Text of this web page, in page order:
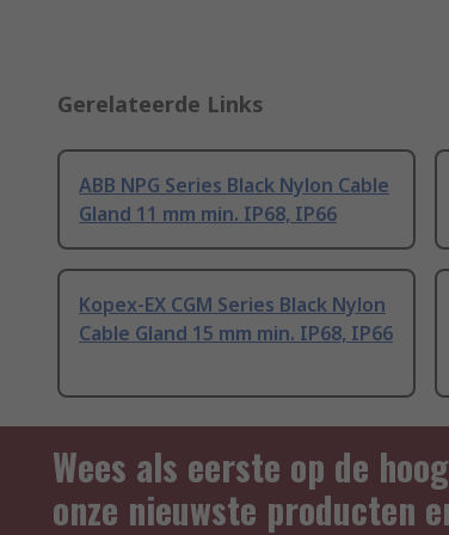
Gerelateerde Links
ABB NPG Series Black Nylon Cable
Gland 11 mm min. IP68, IP66
Kopex-EX CGM Series Black Nylon
Cable Gland 15 mm min. IP68, IP66
Wees als eerste op de
onze nieuwste producten